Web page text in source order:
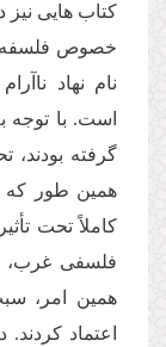
كتاب هایى نیز
خصوص فلسفه
نام نهاد
است. با توجه
گرفته بودند،
همین طور كه
كاملاً تحت
همین امر،
اعتماد